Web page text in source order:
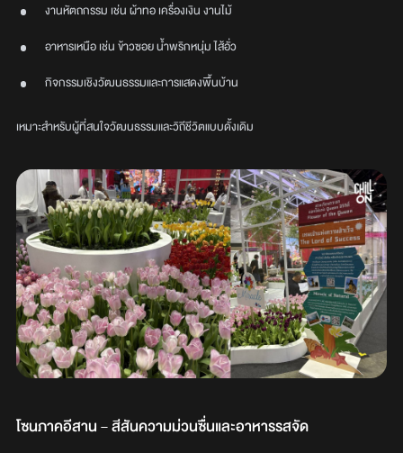
งานหัตถกรรม เช่น ผ้าทอ เครื่องเงิน งานไม้
อาหารเหนือ เช่น ข้าวซอย น้ำพริกหนุ่ม ไส้อั่ว
กิจกรรมเชิงวัฒนธรรมและการแสดงพื้นบ้าน
เหมาะสำหรับผู้ที่สนใจวัฒนธรรมและวิถีชีวิตแบบดั้งเดิม
โซนภาคอีสาน – สีสันความม่วนซื่นและอาหารรสจัด